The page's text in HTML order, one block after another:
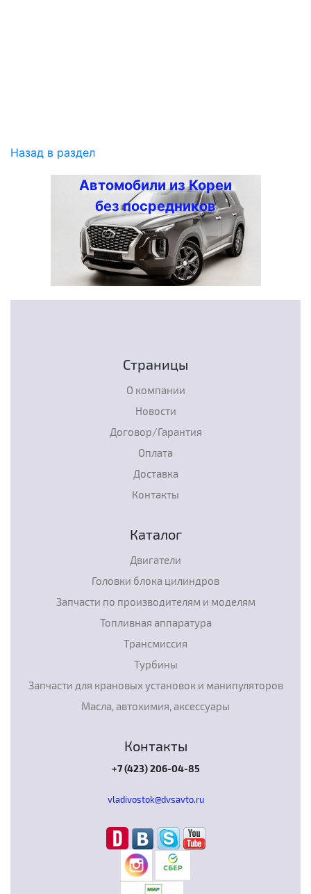
Назад в раздел
Автомобили из Кореи
без посредников
Страницы
О компании
Новости
Договор/Гарантия
Оплата
Доставка
Контакты
Каталог
Двигатели
Головки блока цилиндров
Запчасти по производителям и моделям
Топливная аппаратура
Трансмиссия
Турбины
Запчасти для крановых установок и манипуляторов
Масла, автохимия, аксессуары
Контакты
+7 (423) 206-04-85
vladivostok@dvsavto.ru